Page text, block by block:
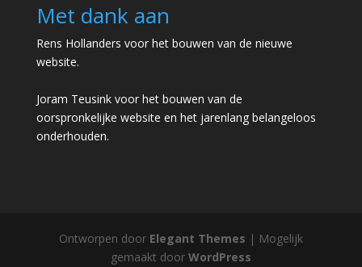
Met dank aan
Rens Hollanders voor het bouwen van de nieuwe
website.
Joram Teusink voor het bouwen van de
oorspronkelijke website en het jarenlang belangeloos
onderhouden.
Ontworpen door Elegant Themes | Mogelijk
gemaakt door WordPress